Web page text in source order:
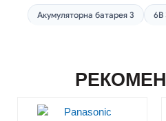
Акумуляторна батарея 3 6В